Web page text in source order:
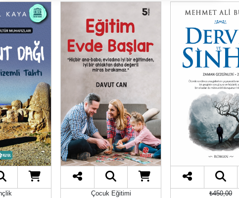
Çocuk Eğitimi
₺450,00